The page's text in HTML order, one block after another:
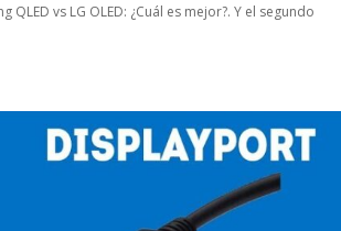
vs LG OLED: ¿Cuál es mejor?. Y el segundo